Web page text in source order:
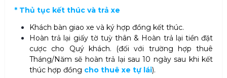
* Thủ tục kết thúc và trả xe
Khách bàn giao xe và ký hợp đồng kết thúc.
Hoàn trả lại giấy tờ tuỳ thân & Hoàn trả lại tiền đặt
cược cho Quý khách. (đối với trường hợp thuê
Tháng/Năm sẽ hoàn trả lại sau 10 ngày sau khi kết
thúc hợp đồng cho thuê xe tự lái).